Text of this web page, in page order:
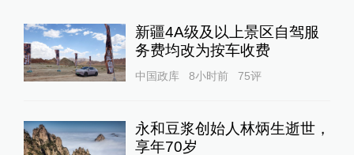
新疆4A级及以上景区自驾服
务费均改为按车收费
中国政库 8小时前 75评
永和豆浆创始人林炳生逝世，
享年70岁